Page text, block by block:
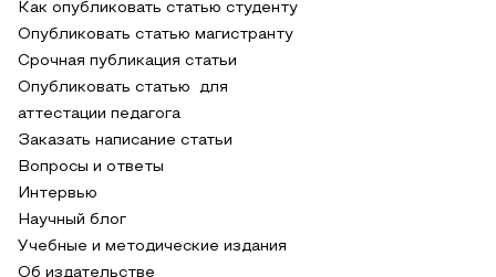
Как опубликовать статью студенту
Опубликовать статью магистранту
Срочная публикация статьи
Опубликовать статью для
аттестации педагога
Заказать написание статьи
Вопросы и ответы
Интервью
Научный блог
Учебные и методические издания
Об издательстве